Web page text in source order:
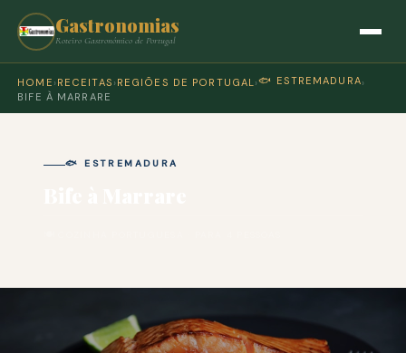
Gastronomias
Roteiro Gastronómico de Portugal
HOME › RECEITAS › REGIÕES DE PORTUGAL ›🐟 ESTREMADURA›
BIFE À MARRARE
🐟 ESTREMADURA